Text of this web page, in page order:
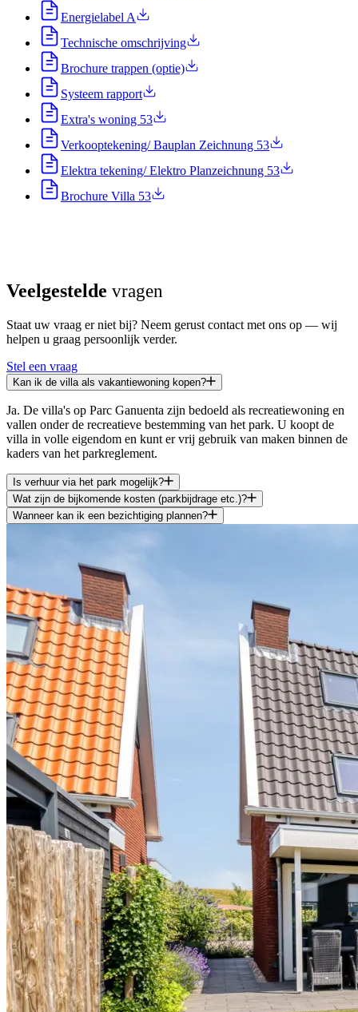
Energielabel A
Technische omschrijving
Brochure trappen (optie)
Systeem rapport
Extra's woning 53
Verkooptekening/ Bauplan Zeichnung 53
Elektra tekening/ Elektro Planzeichnung 53
Brochure Villa 53
Veelgestelde vragen
Staat uw vraag er niet bij? Neem gerust contact met ons op — wij
helpen u graag persoonlijk verder.
Stel een vraag
Kan ik de villa als vakantiewoning kopen?
Ja. De villa's op Parc Ganuenta zijn bedoeld als recreatiewoning en
vallen onder de recreatieve bestemming van het park. U koopt de
villa in volle eigendom en kunt er vrij gebruik van maken binnen de
kaders van het parkreglement.
Is verhuur via het park mogelijk?
Wat zijn de bijkomende kosten (parkbijdrage etc.)?
Wanneer kan ik een bezichtiging plannen?